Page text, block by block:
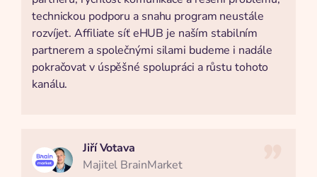
technickou podporu a snahu program neustále
rozvíjet. Affiliate síť eHUB je naším stabilním
partnerem a společnými silami budeme i nadále
pokračovat v úspěšné spolupráci a růstu tohoto
kanálu.
Jiří Votava
Majitel BrainMarket